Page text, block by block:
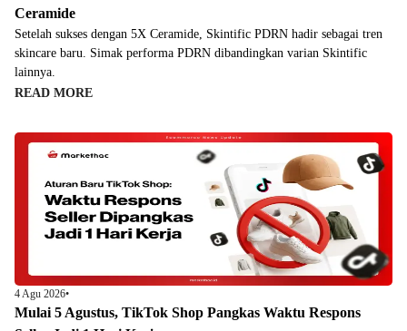
Ceramide
Setelah sukses dengan 5X Ceramide, Skintific PDRN hadir sebagai tren
skincare baru. Simak performa PDRN dibandingkan varian Skintific
lainnya.
READ MORE
4 Agu 2026•
Mulai 5 Agustus, TikTok Shop Pangkas Waktu Respons